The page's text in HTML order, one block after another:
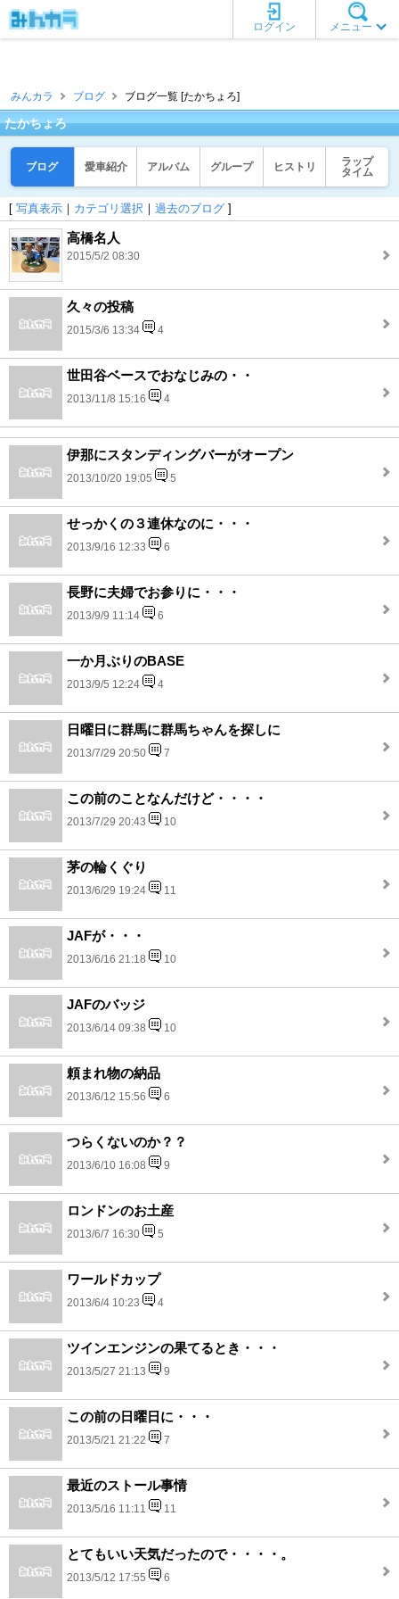
メニュー
ログイン
みんカラ ブログ ブログ一覧 [たかちょろ]
たかちょろ
ブログ 愛車紹介 アルバム グループ ヒストリ
ラップ
タイム
[ 写真表示 ｜ カテゴリ選択 ｜ 過去のブログ ]
高橋名人
2015/5/2 08:30
久々の投稿
2015/3/6 13:34 4
世田谷ベースでおなじみの・・
2013/11/8 15:16 4
伊那にスタンディングバーがオープン
2013/10/20 19:05 5
せっかくの３連休なのに・・・
2013/9/16 12:33 6
長野に夫婦でお参りに・・・
2013/9/9 11:14 6
一か月ぶりのBASE
2013/9/5 12:24 4
日曜日に群馬に群馬ちゃんを探しに
2013/7/29 20:50 7
この前のことなんだけど・・・・
2013/7/29 20:43 10
茅の輪くぐり
2013/6/29 19:24 11
JAFが・・・
2013/6/16 21:18 10
JAFのバッジ
2013/6/14 09:38 10
頼まれ物の納品
2013/6/12 15:56 6
つらくないのか？？
2013/6/10 16:08 9
ロンドンのお土産
2013/6/7 16:30 5
ワールドカップ
2013/6/4 10:23 4
ツインエンジンの果てるとき・・・
2013/5/27 21:13 9
この前の日曜日に・・・
2013/5/21 21:22 7
最近のストール事情
2013/5/16 11:11 11
とてもいい天気だったので・・・・。
2013/5/12 17:55 6